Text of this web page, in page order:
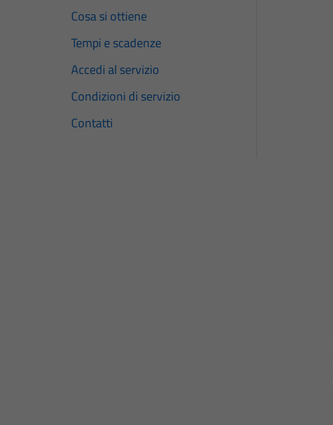
Cosa si ottiene
Tempi e scadenze
Accedi al servizio
Condizioni di servizio
Contatti